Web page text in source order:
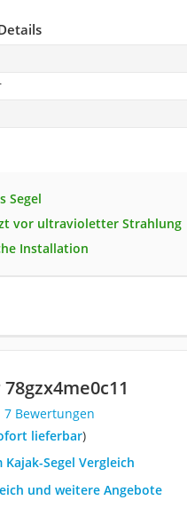
Segel
vor ultravioletter Strahlung
Installation
7 Bewertungen
lieferbar)
Kajak-Segel Vergleich
und weitere Angebote